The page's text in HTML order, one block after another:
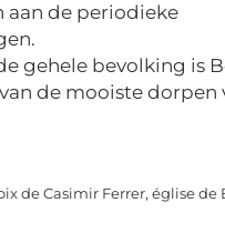
de Casimir Ferrer, église de
aan de periodieke
gehele bevolking is
de mooiste dorpen